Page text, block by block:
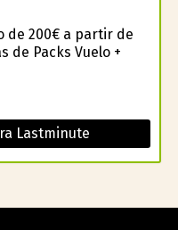
de 200€ a partir de
de Packs Vuelo +
Lastminute